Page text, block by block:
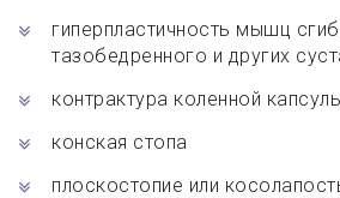
гиперпластичность мышц
тазобедренного и других
контрактура коленной
конская стопа
плоскостопие или